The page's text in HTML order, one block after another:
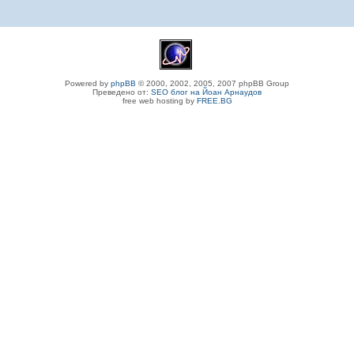
Powered by phpBB © 2000, 2002, 2005, 2007 phpBB Group
Преведено от: SEO блог на Йоан Арнаудов
free web hosting by FREE.BG